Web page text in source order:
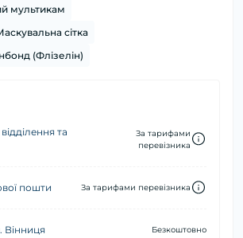
мультикам
сітка
(Флізелін)
та
За тарифами
перевізника
пошти За тарифами перевізника
Вінниця Безкоштовно